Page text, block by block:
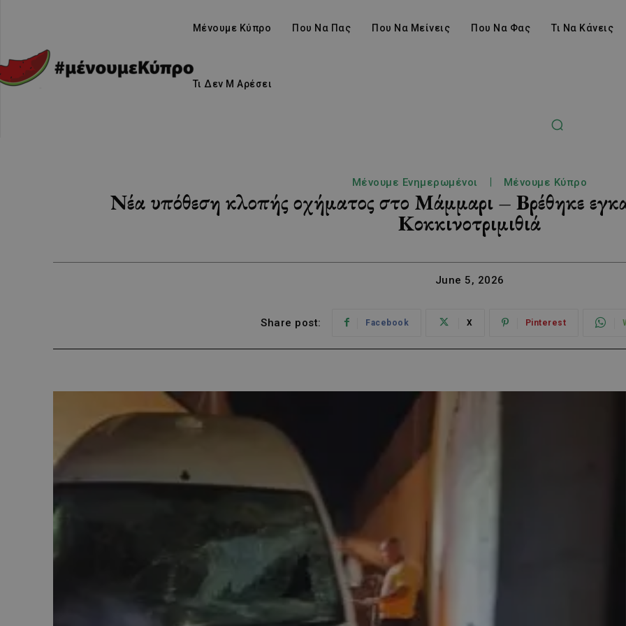
Μένουμε Κύπρο Που Να Πας Που Να Μείνεις Που Να Φας Τι Να Κάνεις
Τι Δεν Μ Αρέσει
Μένουμε Ενημερωμένοι Μένουμε Κύπρο
Νέα υπόθεση κλοπής οχήματος στο Μάμμαρι – Βρέθηκε
Κοκκινοτριμιθιά
June 5, 2026
Share post: Facebook X Pinterest